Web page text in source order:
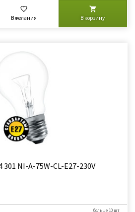
В желания В корзину
301 NI-A-75W-CL-E27-230V
больше 10 шт